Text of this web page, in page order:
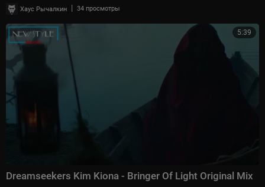
Хаус Рычалкин | 34 просмотры
5:39
Dreamseekers Kim Kiona - Bringer Of Light Original Mix